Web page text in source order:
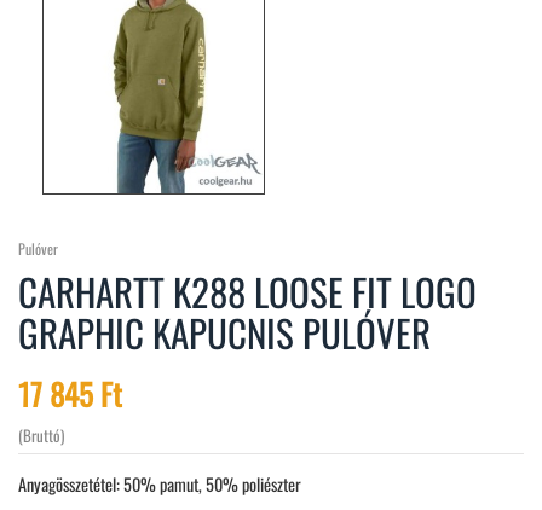
Pulóver
CARHARTT K288 LOOSE FIT LOGO
GRAPHIC KAPUCNIS PULÓVER
17 845 Ft
(Bruttó)
Anyagösszetétel: 50% pamut, 50% poliészter